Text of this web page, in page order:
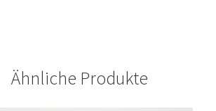
Ähnliche Produkte